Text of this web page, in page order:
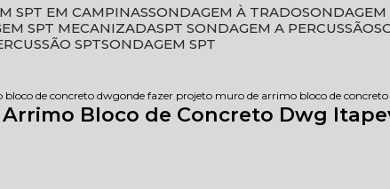
SPT EM CAMPINAS SONDAGEM À TRADO
SPT MECANIZADA SPT SONDAGEM A PERCUSSÃO
SPT SONDAGEM SPT
de concreto dwgonde fazer projeto muro de arrimo bloco de
Bloco de Concreto Dwg